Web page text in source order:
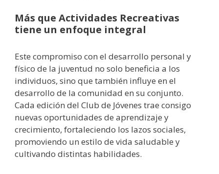
Más que Actividades Recreativas
tiene un enfoque integral
Este compromiso con el desarrollo personal y
físico de la juventud no solo beneficia a los
individuos, sino que también influye en el
desarrollo de la comunidad en su conjunto.
Cada edición del Club de Jóvenes trae consigo
nuevas oportunidades de aprendizaje y
crecimiento, fortaleciendo los lazos sociales,
promoviendo un estilo de vida saludable y
cultivando distintas habilidades.